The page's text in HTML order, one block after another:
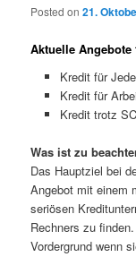
Posted on21.
Aktuelle
Kredit für
Kredit für
Kredit trotz
Was ist zu
Das Hauptziel bei
Angebot mit einem
seriösen
Rechners zu
Vordergrund wenn